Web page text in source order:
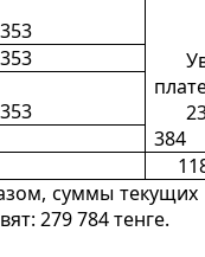
384
суммы текущих
279 784 тенге.